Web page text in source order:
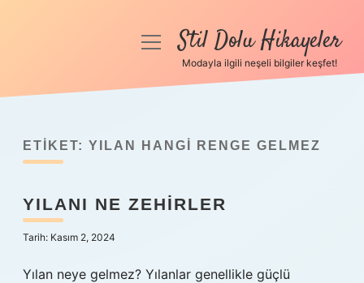
Anasayfa
Yasal Uyarı
Hakkımızda
menüyüStil Dolu Hikayeler
Modayla ilgili neşeli bilgiler keşfet!
ETIKET: YILAN HANGI RENGE GELMEZ
YILANI NE ZEHIRLER
Tarih: Kasım 2, 2024
Yılan neye gelmez? Yılanlar genellikle güçlü